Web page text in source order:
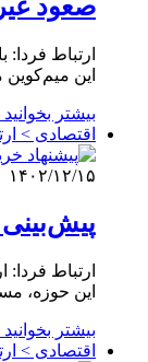
صعود
ارتباط
این میم‌کوین منتقل
بیشتر بخوانید
اقتصادی >
۱۴۰۲/۱۲/۱۵
ارتباط
این حوزه،
بیشتر بخوانید
اقتصادی >